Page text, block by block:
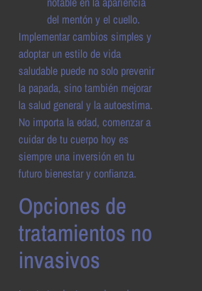
del mentón y el cuello.
Implementar cambios simples y
adoptar un estilo de vida
saludable puede no solo prevenir
la papada, sino también mejorar
la salud general y la autoestima.
No importa la edad, comenzar a
cuidar de tu cuerpo hoy es
siempre una inversión en tu
futuro bienestar y confianza.
Opciones de
tratamientos no
invasivos